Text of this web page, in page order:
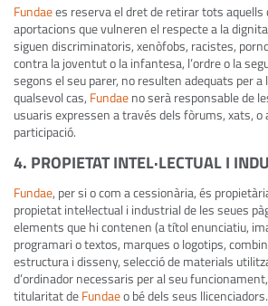
Fundaees reserva el dret de retirar tots aquells
aportacions que vulneren el respecte a la
siguen discriminatoris, xenòfobs, racistes,
contra la joventut o la infantesa, l’ordre o la
segons el seu parer, no resulten adequats per a
qualsevol cas, Fundaeno serà responsable de
usuaris expressen a través dels fòrums, xats, o
participació.
4. PROPIETAT INTEL·LECTUAL I
Fundae, per si o com a cessionària, és
propietat intel·lectual i industrial de les seues
elements que hi contenen (a títol enunciatiu,
programari o textos, marques o logotips,
estructura i disseny, selecció de materials
d’ordinador necessaris per al seu
titularitat deFundaeo bé dels seus llicenciadors.